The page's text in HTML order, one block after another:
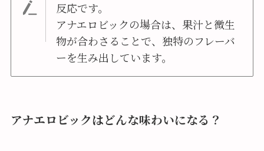
反応です。
アナエロビックの場合は、果汁と微生
物が合わさることで、独特のフレーバ
ーを生み出しています。
アナエロビックはどんな味わいになる？